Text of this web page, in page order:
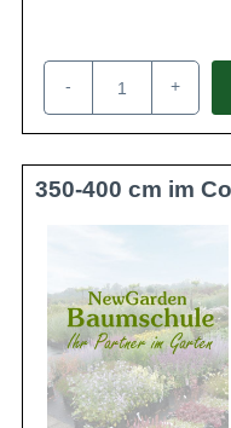
- +
350-400 cm im